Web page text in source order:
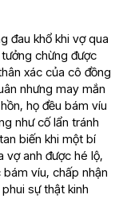
đau khổ khi vợ qua
chừng được
xác của cô đồng
nhưng may mắn
họ đều bám víu
như cố lẩn tránh
biến khi một bí
vợ anh được hé lộ,
víu, chấp nhận
sự thật kinh